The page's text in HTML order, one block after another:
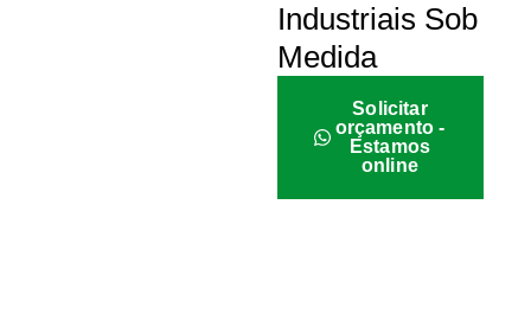
Industriais Sob
Medida
Solicitar
orçamento -
Estamos
online